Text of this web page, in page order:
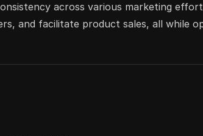
across various marketing
and facilitate product sales, all while